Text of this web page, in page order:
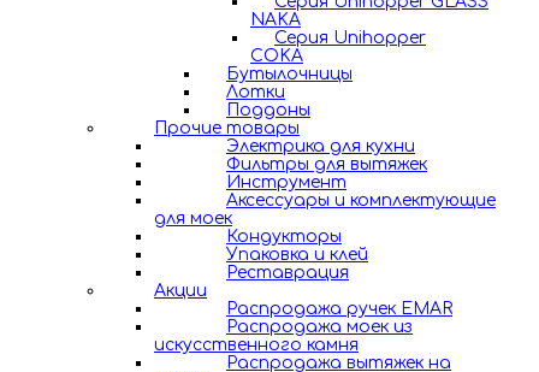
NAKA
Серия Unihopper
COKA
Бутылочницы
Лотки
Поддоны
Прочие товары
Электрика для кухни
Фильтры для вытяжек
Инструмент
Аксессуары и комплектующие
для моек
Кондукторы
Упаковка и клей
Реставрация
Акции
Распродажа ручек EMAR
Распродажа моек из
искусственного камня
Распродажа вытяжек на